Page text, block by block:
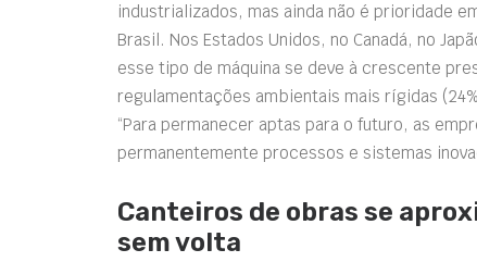
industrializados, mas ainda não é prioridade
Brasil. Nos Estados Unidos, no Canadá, no
esse tipo de máquina se deve à crescente
regulamentações ambientais mais rígidas
“Para permanecer aptas para o futuro, as
permanentemente processos e sistemas
Canteiros de obras se
sem volta